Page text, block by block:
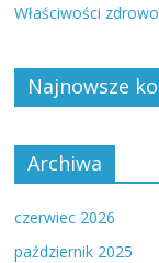
Właściwości
Najnowsze
Archiwa
czerwiec 2026
październik 2025